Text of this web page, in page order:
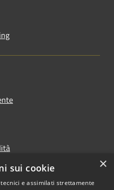
×
sui cookie
e assimilati strettamente